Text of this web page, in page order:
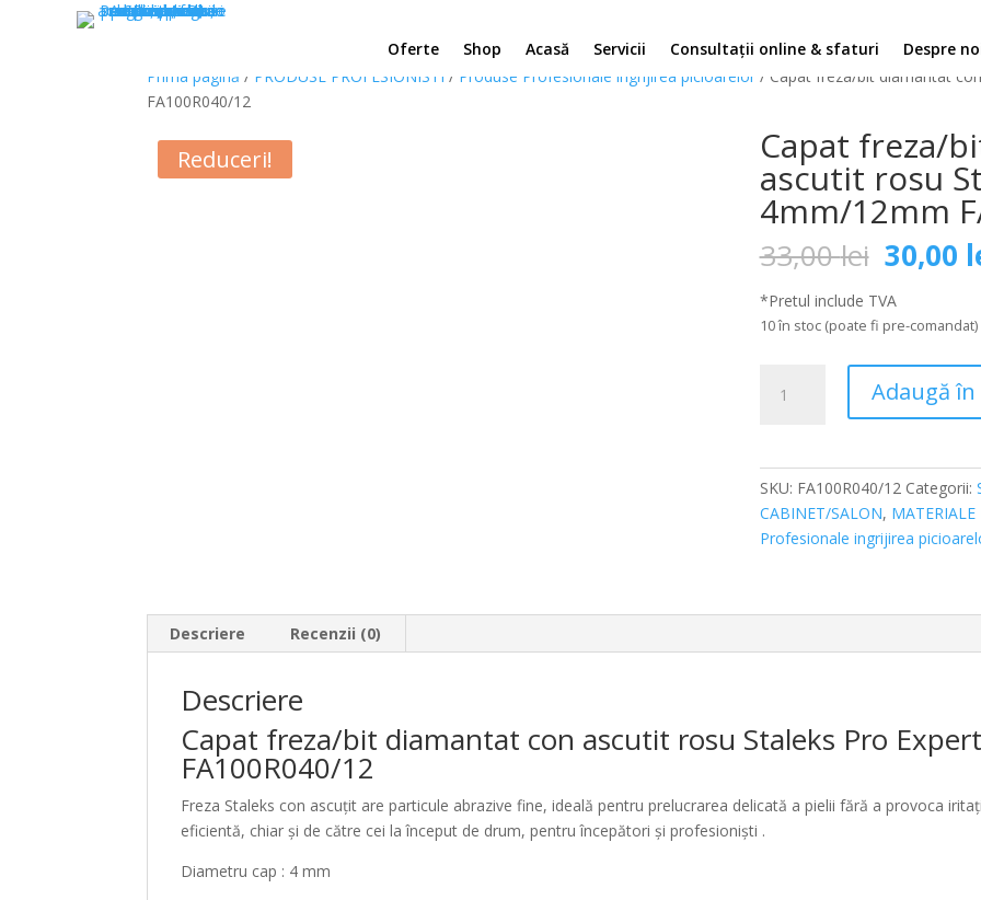
Oferte Shop Acasă Servicii Consultații online & sfaturi Despre
Prima pagină / PRODUSE PROFESIONISTI / Produse Profesionale ingrijirea picioarelor / Capat freza/bit diamantat
FA100R040/12
Reduceri! Capat freza/
ascutit rosu
4mm/12mm
33,00lei Prețul
inițial
a
fost:
33,00
30,00
*Pretul include TVA
10 în stoc (poate fi pre-comandat)
Capat
rosu
FA100R040/12
Adaugă în
SKU: FA100R040/12 Categorii:
CABINET/SALON, MATERIALE
Profesionale ingrijirea
Descriere Recenzii (0)
Descriere
Capat freza/bit diamantat con ascutit rosu Staleks Pro
FA100R040/12
Freza Staleks con ascuțit are particule abrazive fine, ideală pentru prelucrarea delicată a pielii fără a provoca
eficientă, chiar și de către cei la început de drum, pentru începători și profesioniști .
Diametru cap : 4 mm